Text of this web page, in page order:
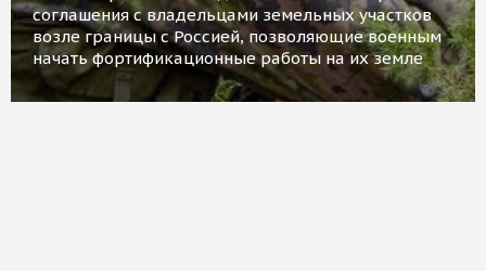
соглашения с владельцами земельных участков
возле границы с Россией, позволяющие военным
начать фортификационные работы на их земле